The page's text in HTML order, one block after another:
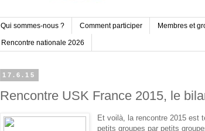
Qui sommes-nous ? Comment participer Membres et
Rencontre nationale 2026
17.6.15
Rencontre USK France 2015, le
Et voilà, la rencontre 2015 est
petits groupes par petits